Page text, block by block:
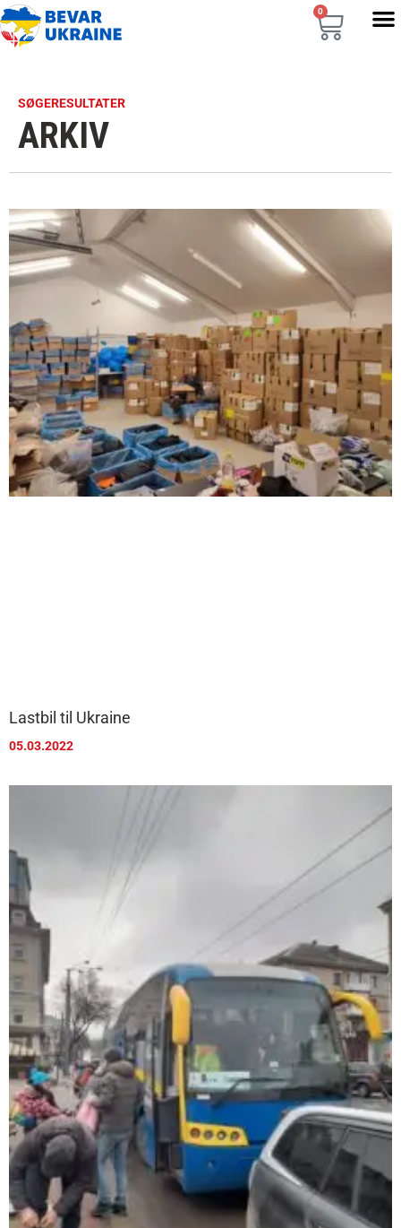
0
SØGERESULTATER
ARKIV
Lastbil til Ukraine
05.03.2022